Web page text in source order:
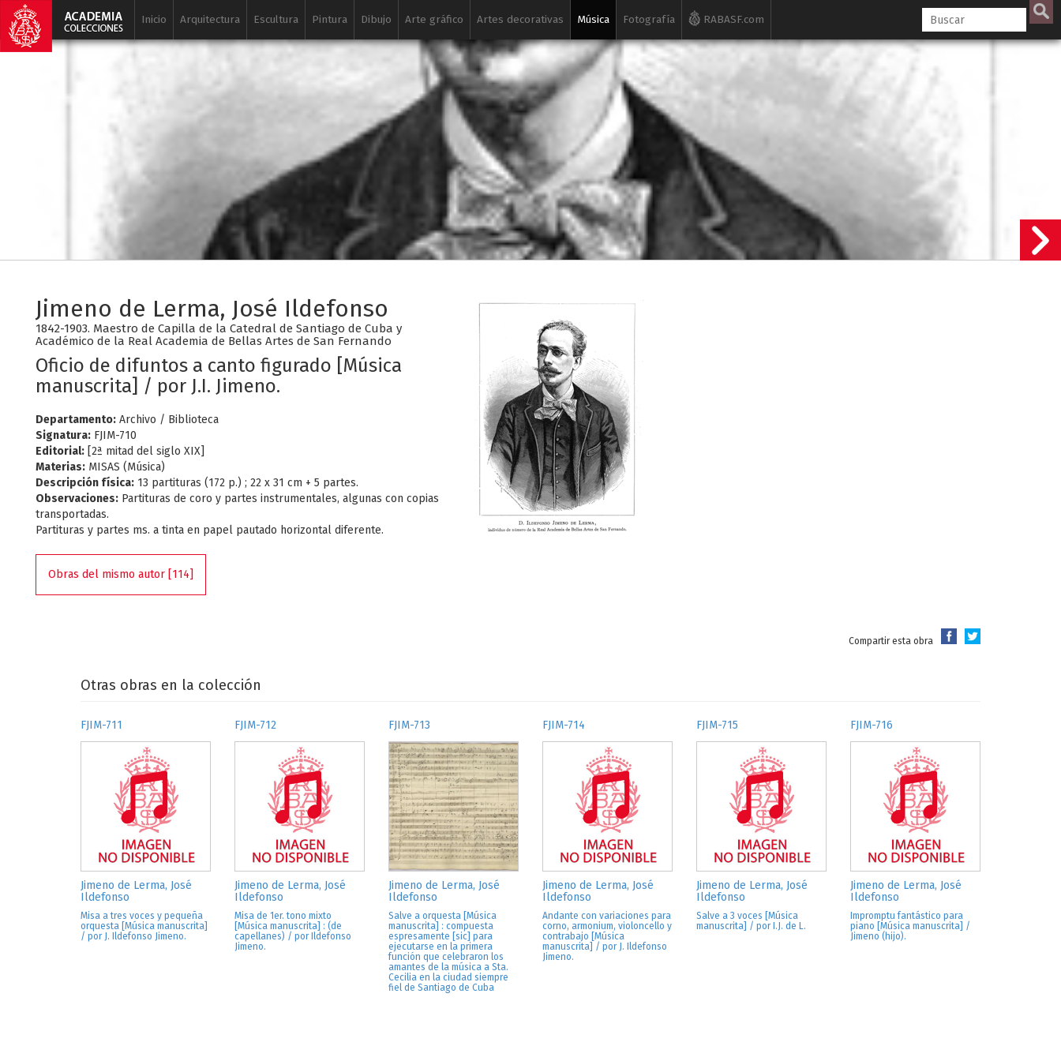
Inicio Arquitectura Escultura Pintura Dibujo Arte gráfico Artes decorativas Música Fotografía RABASF.com
Jimeno de Lerma, José Ildefonso
1842-1903. Maestro de Capilla de la Catedral de Santiago de Cuba y
Académico de la Real Academia de Bellas Artes de San Fernando
Oficio de difuntos a canto figurado [Música
manuscrita] / por J.I. Jimeno.
Departamento: Archivo / Biblioteca
Signatura: FJIM-710
Editorial: [2ª mitad del siglo XIX]
Materias: MISAS (Música)
Descripción física: 13 partituras (172 p.) ; 22 x 31 cm + 5 partes.
Observaciones: Partituras de coro y partes instrumentales, algunas con copias
transportadas.
Partituras y partes ms. a tinta en papel pautado horizontal diferente.
Obras del mismo autor [114]
Compartir esta obra
Otras obras en la colección
FJIM-711
Jimeno de Lerma, José
Ildefonso
Misa a tres voces y pequeña
orquesta [Música manuscrita]
/ por J. Ildefonso Jimeno.
FJIM-712
Jimeno de Lerma, José
Ildefonso
Misa de 1er. tono mixto
[Música manuscrita] : (de
capellanes) / por Ildefonso
Jimeno.
FJIM-713
Jimeno de Lerma, José
Ildefonso
Salve a orquesta [Música
manuscrita] : compuesta
espresamente [sic] para
ejecutarse en la primera
función que celebraron los
amantes de la música a Sta.
Cecilia en la ciudad siempre
fiel de Santiago de Cuba
FJIM-714
Jimeno de Lerma, José
Ildefonso
Andante con variaciones para
corno, armonium, violoncello y
contrabajo [Música
manuscrita] / por J. Ildefonso
Jimeno.
FJIM-715
Jimeno de Lerma, José
Ildefonso
Salve a 3 voces [Música
manuscrita] / por I.J. de L.
FJIM-716
Jimeno de Lerma, José
Ildefonso
Impromptu fantástico para
piano [Música manuscrita] /
Jimeno (hijo).